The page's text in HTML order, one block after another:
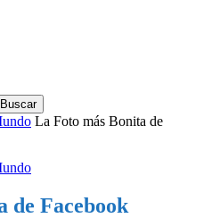
La Foto más Bonita de
de Facebook